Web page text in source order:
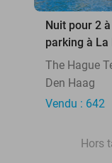
Nuit pour 2
parking à La
The Hague
Den Haag
Vendu : 642
Hors